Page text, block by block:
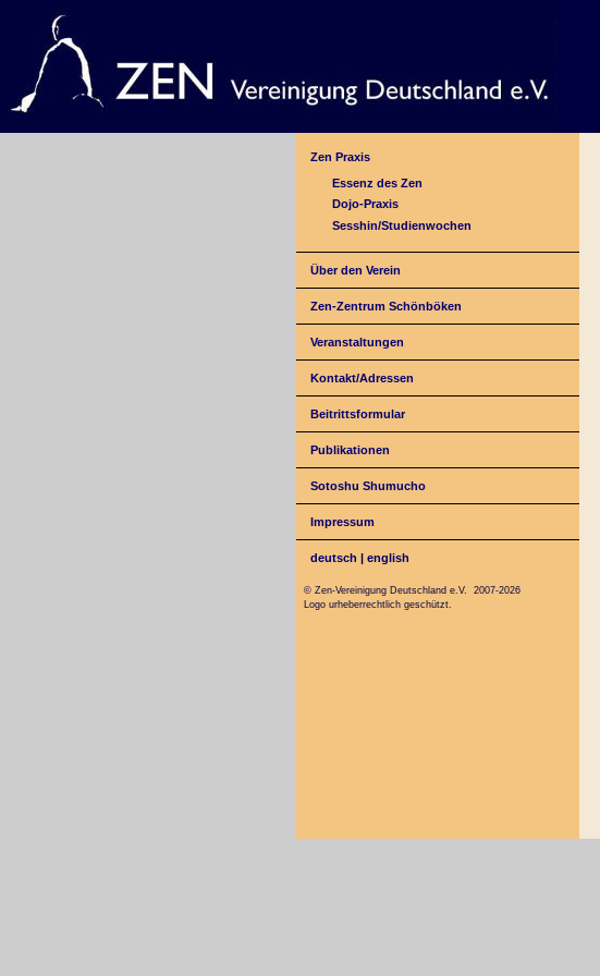
Zen Praxis
Essenz des Zen
Dojo-Praxis
Sesshin/Studienwochen
Über den Verein
Zen-Zentrum Schönböken
Veranstaltungen
Kontakt/Adressen
Beitrittsformular
Publikationen
Sotoshu Shumucho
Impressum
deutsch |english
© Zen-Vereinigung Deutschland e.V. 2007-2026
Logo urheberrechtlich geschützt.